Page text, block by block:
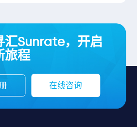
汇Sunrate，开启
旅程
在线咨询